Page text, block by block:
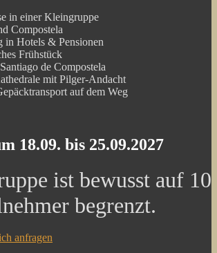
in einer Kleingruppe
Compostela
in Hotels & Pensionen
Frühstück
de Compostela
mit Pilger-Andacht
auf dem Weg
18.09. bis 25.09.2027
ist bewusst auf 10
begrenzt.
anfragen